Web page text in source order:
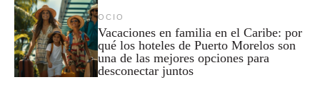
OCIO
Vacaciones en familia en el Caribe: por
qué los hoteles de Puerto Morelos son
una de las mejores opciones para
desconectar juntos